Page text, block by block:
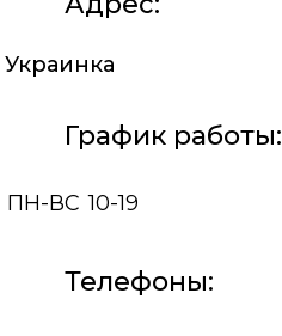
Украинка
График работы:
ПН-ВС 10-19
Телефоны: